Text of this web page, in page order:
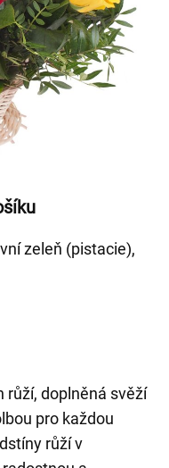
zeleň (pistacie),
růží, doplněná svěží
pro každou
růží v